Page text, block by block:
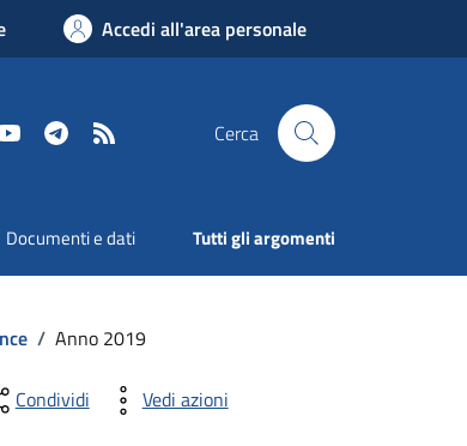
Accedi all'area personale
YouTube Telegram Cerca
Documenti e dati Tutti gli argomenti
/ Anno 2019
Condividi Vedi azioni